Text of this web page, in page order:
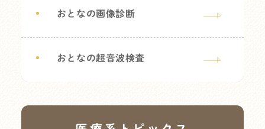
おとなの画像診断
おとなの超音波検査